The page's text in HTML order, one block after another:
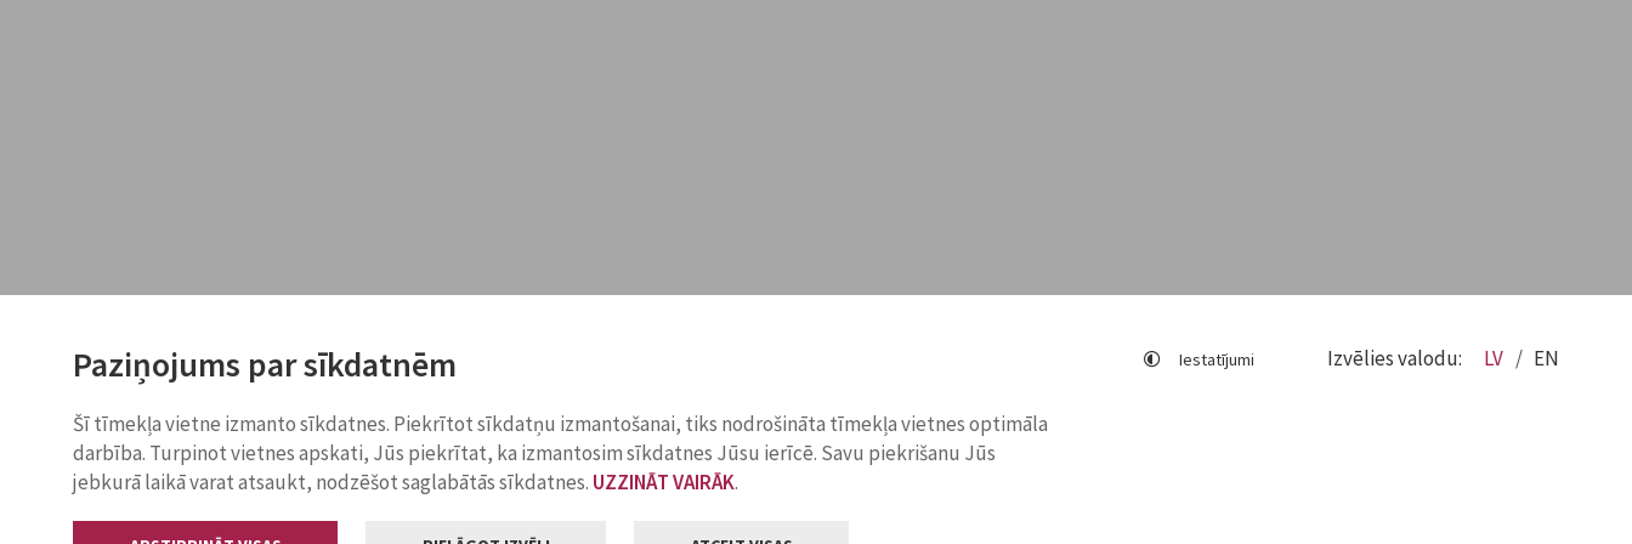
Paziņojums par sīkdatnēm
Šī tīmekļa vietne izmanto sīkdatnes. Piekrītot sīkdatņu izmantošanai, tiks nodrošināta tīmekļa vietnes optimāla
darbība. Turpinot vietnes apskati, Jūs piekrītat, ka izmantosim sīkdatnes Jūsu ierīcē. Savu piekrišanu Jūs
jebkurā laikā varat atsaukt, nodzēšot saglabātās sīkdatnes. UZZINĀT VAIRĀK.
Iestatījumi Izvēlies valodu: LV EN